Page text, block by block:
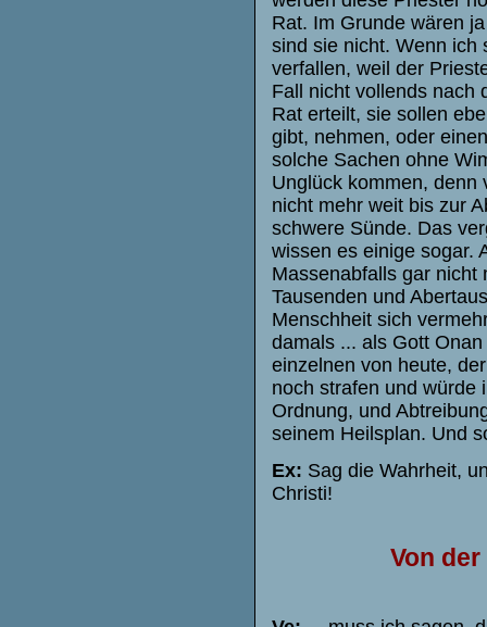
Rat. Im Grunde wären
sind sie nicht. Wenn ich
verfallen, weil der
Fall nicht vollends nach
Rat erteilt, sie sollen
gibt, nehmen, oder
solche Sachen ohne
Unglück kommen, denn
nicht mehr weit bis zur
schwere Sünde. Das
wissen es einige sogar.
Massenabfalls gar nicht
Tausenden und
Menschheit sich
damals ... als Gott
einzelnen von heute,
noch strafen und würde
Ordnung, und
seinem Heilsplan. Und
Ex: Sag die Wahrheit,
Christi!
Von